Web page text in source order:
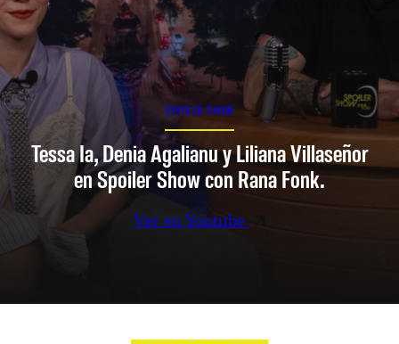
SPOILER SHOW
Tessa Ia, Denia Agalianu y Liliana Villaseñor
en Spoiler Show con Rana Fonk.
Ver en Youtube